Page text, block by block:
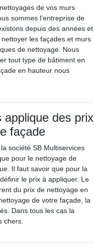
de vos murs
sommes l’entreprise de
depuis des années et
les façades et murs
de nettoyage. Nous
tout type de bâtiment en
en hauteur nous
applique des prix
façade
société SB Multiservices
pour le nettoyage de
Il faut savoir que pour la
le prix à appliquer. Le
du prix de nettoyage en
de votre façade, la
Dans tous les cas la
chers.